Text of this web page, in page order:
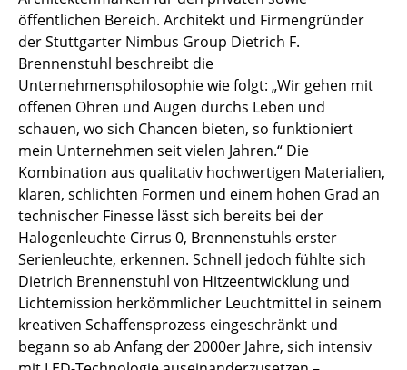
Kinderbetten
Nachttische & Bettzubehör
... alle Betten
Accessoires
Uhren
Spiegel
Figuren & Miniaturen
Vasen
Tabletts
Büroutensilien
öffentlichen Bereich. Architekt und Firmengründer
der Stuttgarter Nimbus Group Dietrich F.
Brennenstuhl beschreibt die
Unternehmensphilosophie wie folgt: „Wir gehen mit
offenen Ohren und Augen durchs Leben und
schauen, wo sich Chancen bieten, so funktioniert
mein Unternehmen seit vielen Jahren.“ Die
Kombination aus qualitativ hochwertigen Materialien,
klaren, schlichten Formen und einem hohen Grad an
technischer Finesse lässt sich bereits bei der
Halogenleuchte Cirrus 0, Brennenstuhls erster
Serienleuchte, erkennen. Schnell jedoch fühlte sich
Dietrich Brennenstuhl von Hitzeentwicklung und
Lichtemission herkömmlicher Leuchtmittel in seinem
kreativen Schaffensprozess eingeschränkt und
begann so ab Anfang der 2000er Jahre, sich intensiv